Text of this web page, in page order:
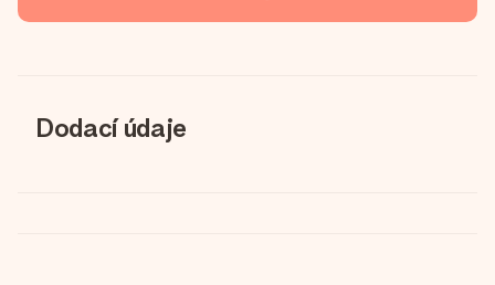
Dodací údaje